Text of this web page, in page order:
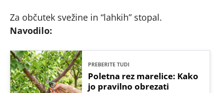
Za občutek svežine in “lahkih” stopal.
Navodilo:
PREBERITE TUDI
Poletna rez marelice: Kako
jo pravilno obrezati